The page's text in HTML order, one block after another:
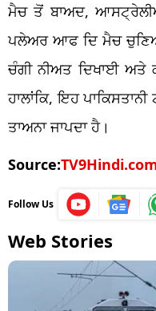
ਮੈਚ ਤੋਂ ਬਾਅਦ,
ਪਲੇਅਰ ਆਫ ਦਿ ਮੈਚ
ਚੰਗੀ ਨੀਅਤ ਦਿਖਾਈ ਅਤੇ
ਹਾਲਾਂਕਿ, ਇਹ
ਤਾਅਨਾ ਜਾਪਦਾ ਹੈ।
Source:
Follow Us
Web Stories